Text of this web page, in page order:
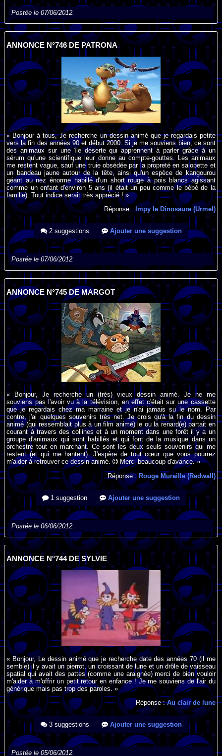
Postée le 07/06/2012.
ANNONCE N°746 DE PATRONA
« Bonjour à tous, Je recherche un dessin animé que je regardais petite
vers la fin des années 90 et début 2000. Si je me souviens bien, ce sont
des animaux sur une île déserte qui apprennent à parler grâce à un
sérum qu'une scientifique leur donne au compte-gouttes. Les animaux
me restent vague, sauf une truie obsédée par la propreté en salopette et
un bandeau jaune autour de la tête, ainsi qu'un espèce de kangourou
géant au nez énorme habillé d'un short rouge à pois blancs agissant
comme un enfant d'environ 5 ans (il était un peu comme le bébé de la
famille). Tout indice serait très apprécié ! »
Réponse :Impy le Dinosaure (Urmel)
2 suggestions Ajouter une suggestion
Postée le 07/06/2012.
ANNONCE N°745 DE MARGOT
« Bonjour, Je recherche un (très) vieux dessin animé. Je ne me
souviens pas l'avoir vu à la télévision, en effet c'était sur une cassette
que je regardais chez ma marraine et je n'ai jamais su le nom. Par
contre, j'ai quelques souvenirs très net. Je crois qu'à la fin du dessin
animé (qui ressemblait plus à un film animé) le ou la renard(e) partait en
courant à travers des collines et à un moment dans une forêt il y a un
groupe d'animaux qui sont habillés et qui font de la musique dans un
orchestre tout en marchant. Ce sont les deux seuls souvenirs qui me
restent (et qui me hantent). J'espère de tout cœur que vous pourrez
m'aider à retrouver ce dessin animé.
Merci beaucoup d'avance. »
Réponse : Rouge Muraille (Redwall)
1 suggestion Ajouter une suggestion
Postée le 06/06/2012.
ANNONCE N°744 DE SYLVIE
« Bonjour, Le dessin animé que je recherche date des années 70 (il me
semble) il y avait un pierrot, un croissant de lune et un drôle de vaisseau
spatial qui avait des pattes (comme une araignée) merci de bien vouloir
m'aider à m'offrir un petit retour en enfance ! Je me souviens de l'air du
générique mais pas trop des paroles. »
Réponse :Au clair de lune
3 suggestions Ajouter une suggestion
Postée le 05/06/2012.